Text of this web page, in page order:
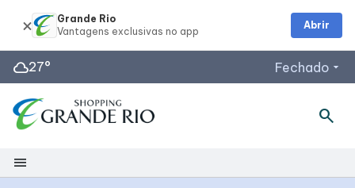
cloud27° Fechado arrow_drop_down
Horários de Funcionamento
Restaurantes
search
menu
Grande Rio
Abrir